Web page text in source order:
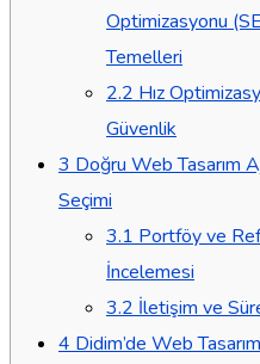
Optimizasyonu
Temelleri
2.2 Hız
Güvenlik
3 Doğru Web Tasarım
Seçimi
3.1 Portföy ve
İncelemesi
3.2 İletişim ve
4 Didim’de Web